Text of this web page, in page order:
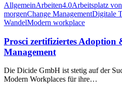
AllgemeinArbeiten4.0Arbeitsplatz
morgenChange ManagementDigitale
WandelModern workplace
Prosci zertifiziertes Adoption
Management
Die Dicide GmbH ist stetig auf der
Modern Workplaces für ihre…